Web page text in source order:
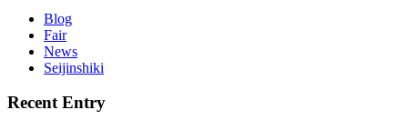
Blog
Fair
News
Seijinshiki
Recent Entry